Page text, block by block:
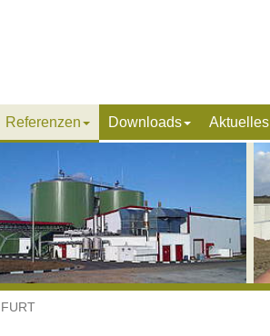
Referenzen Downloads Aktuelles